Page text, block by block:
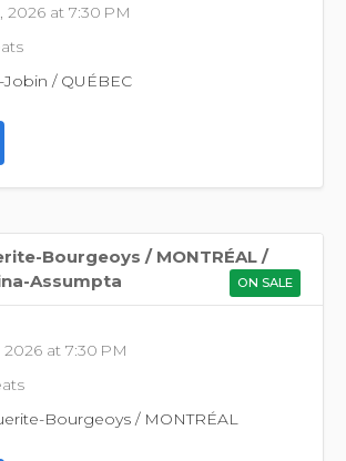
2026 at 7:30 PM
Jobin / QUÉBEC
Bourgeoys / MONTRÉAL /
Assumpta
ON SALE
at 7:30 PM
Bourgeoys / MONTRÉAL